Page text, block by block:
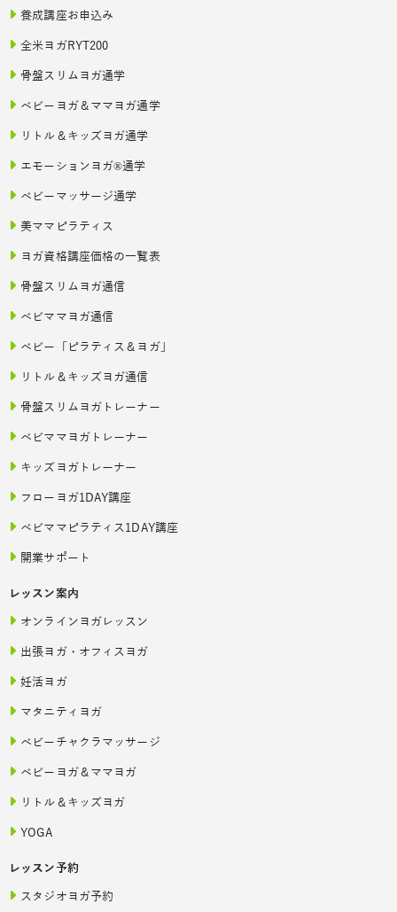
養成講座お申込み
全米ヨガRYT200
骨盤スリムヨガ通学
ベビーヨガ＆ママヨガ通学
リトル＆キッズヨガ通学
エモーションヨガ®通学
ベビーマッサージ通学
美ママピラティス
ヨガ資格講座価格の一覧表
骨盤スリムヨガ通信
ベビママヨガ通信
ベビー「ピラティス＆ヨガ」
リトル＆キッズヨガ通信
骨盤スリムヨガトレーナー
ベビママヨガトレーナー
キッズヨガトレーナー
フローヨガ1DAY講座
ベビママピラティス1DAY講座
開業サポート
レッスン案内
オンラインヨガレッスン
出張ヨガ・オフィスヨガ
妊活ヨガ
マタニティヨガ
ベビーチャクラマッサージ
ベビーヨガ＆ママヨガ
リトル＆キッズヨガ
YOGA
レッスン予約
スタジオヨガ予約